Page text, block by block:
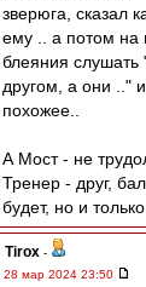
зверюга, сказал
ему .. а потом на
блеяния слушать
другом, а они .."
похожее..
А Мост - не
Тренер - друг,
будет, но и только.
Tirox -
28 мар 2024 23:50